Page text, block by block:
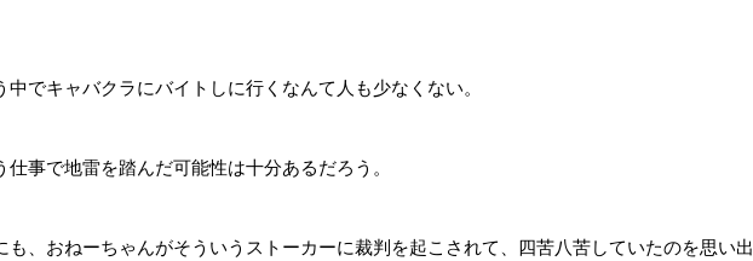
中でキャバクラにバイトしに行くなんて人も少なくない。
仕事で地雷を踏んだ可能性は十分あるだろう。
も、おねーちゃんがそういうストーカーに裁判を起こされて、四苦八苦していたのを思い出